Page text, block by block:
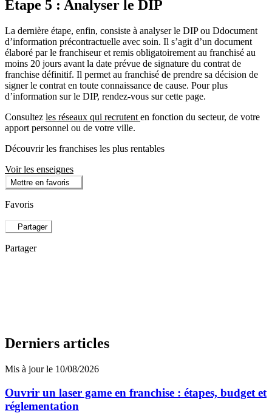
Etape 5 : Analyser le DIP
La dernière étape, enfin, consiste à analyser le DIP ou Ddocument
d’information précontractuelle avec soin. Il s’agit d’un document
élaboré par le franchiseur et remis obligatoirement au franchisé au
moins 20 jours avant la date prévue de signature du contrat de
franchise définitif. Il permet au franchisé de prendre sa décision de
signer le contrat en toute connaissance de cause. Pour plus
d’information sur le DIP, rendez-vous sur cette page.
Consultez les réseaux qui recrutent en fonction du secteur, de votre
apport personnel ou de votre ville.
Découvrir les franchises les plus rentables
Voir les enseignes
Mettre en favoris
Favoris
Partager
Partager
Derniers articles
Mis à jour le 10/08/2026
Ouvrir un laser game en franchise : étapes, budget et
réglementation